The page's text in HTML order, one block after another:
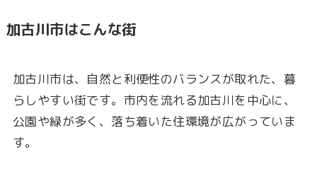
加古川市はこんな街
加古川市は、自然と利便性のバランスが取れた、暮
らしやすい街です。市内を流れる加古川を中心に、
公園や緑が多く、落ち着いた住環境が広がっていま
す。